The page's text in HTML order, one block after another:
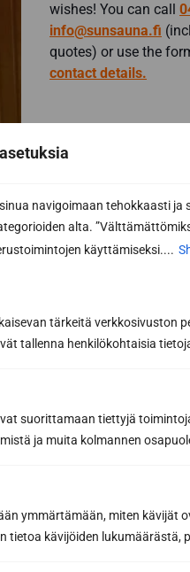
navigoimaan tehokkaasti
alta.
käyttämiseksi....
tärkeitä verkkosivuston
tallenna henkilökohtaisia
suorittamaan tiettyjä
ja muita kolmannen
ymmärtämään, miten kävijät
tietoa kävijöiden lukumäärästä,
wishes! You can call
info@sunsauna.fi
quotes) or use the
contact details.
First name *
Message or